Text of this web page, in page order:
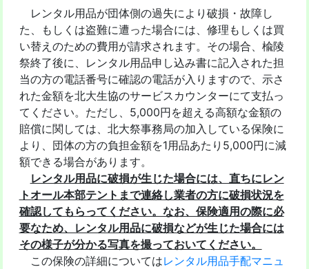
レンタル用品が団体側の過失により破損・故障し
た、もしくは盗難に遭った場合には、修理もしくは買
い替えのための費用が請求されます。その場合、楡陵
祭終了後に、レンタル用品申し込み書に記入された担
当の方の電話番号に確認の電話が入りますので、示さ
れた金額を北大生協のサービスカウンターにて支払っ
てください。ただし、5,000円を超える高額な金額の
賠償に関しては、北大祭事務局の加入している保険に
より、団体の方の負担金額を1用品あたり5,000円に減
額できる場合があります。
レンタル用品に破損が生じた場合には、直ちにレン
トオール本部テントまで連絡し業者の方に破損状況を
確認してもらってください。なお、保険適用の際に必
要なため、レンタル用品に破損などが生じた場合には
その様子が分かる写真を撮っておいてください。
この保険の詳細についてはレンタル用品手配マニュ